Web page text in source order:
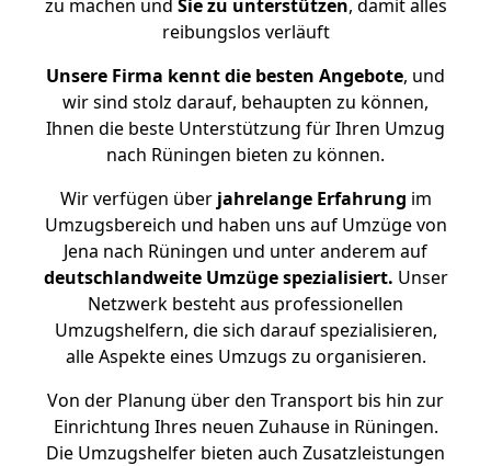
zu machen und Sie zu unterstützen, damit alles
reibungslos verläuft
Unsere Firma kennt die besten Angebote, und
wir sind stolz darauf, behaupten zu können,
Ihnen die beste Unterstützung für Ihren Umzug
nach Rüningen bieten zu können.
Wir verfügen überjahrelange Erfahrung im
Umzugsbereich und haben uns auf Umzüge von
Jena nach Rüningen und unter anderem auf
deutschlandweite Umzüge spezialisiert. Unser
Netzwerk besteht aus professionellen
Umzugshelfern, die sich darauf spezialisieren,
alle Aspekte eines Umzugs zu organisieren.
Von der Planung über den Transport bis hin zur
Einrichtung Ihres neuen Zuhause in Rüningen.
Die Umzugshelfer bieten auch Zusatzleistungen